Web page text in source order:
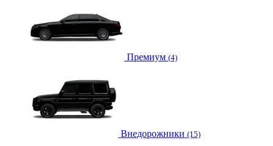
Премиум (4)
Внедорожники (15)